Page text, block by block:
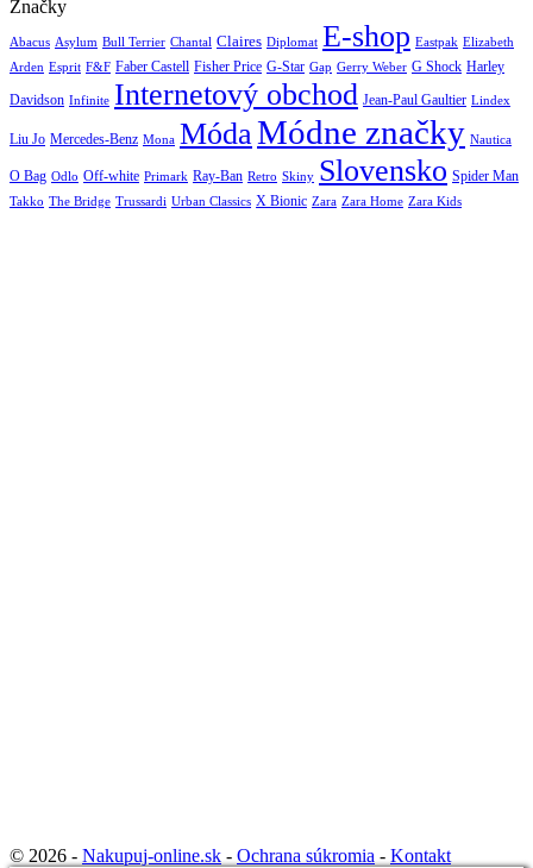
Značky
Abacus Asylum Bull Terrier Chantal Claires Diplomat E-shop Eastpak Elizabeth
Arden Esprit F&F Faber Castell Fisher Price G-Star Gap Gerry Weber G Shock Harley
Davidson Infinite Internetový obchod Jean-Paul Gaultier Lindex
Liu Jo Mercedes-Benz Mona Móda Módne značky Nautica
O Bag Odlo Off-white Primark Ray-Ban Retro Skiny Slovensko Spider Man
Takko The Bridge Trussardi Urban Classics X Bionic Zara Zara Home Zara Kids
© 2026 - Nakupuj-online.sk - Ochrana súkromia - Kontakt